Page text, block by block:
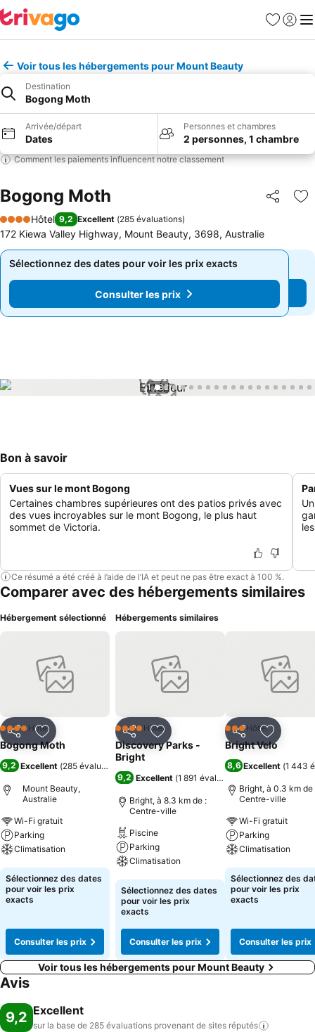
Favoris
Se
Voir tous les hébergements pour Mount Beauty
Destination
Bogong Moth
Arrivée/départ
Dates
Personnes et chambres
2 personnes, 1 chambre
Comment les paiements influencent notre classement
Bogong Moth Partager
4 Étoiles
Hôtel 9,2 Excellent (285 évaluations)
172 Kiewa Valley Highway, Mount Beauty, 3698, Australie
Sélectionnez des dates pour voir les prix exacts
Consulter les prix
Sélectionnez des dates pour voir les prix exacts
Consulter les prix
1 / 32
Bon à savoir
Vues sur le mont Bogong
Certaines chambres supérieures ont des patios privés avec
des vues incroyables sur le mont Bogong, le plus haut
sommet de Victoria.
Ce résumé a été créé à l’aide de l’IA et peut ne pas être exact à 100 %.
Comparer avec des hébergements similaires
Hébergement sélectionné
PartagerAjouter à mes favoris
4 ÉtoilesHôtel
Bogong Moth
9,2 Excellent (285 évaluations
Mount Beauty,
Australie
Wi-Fi gratuit
Parking
Climatisation
Consulter les prix
Sélectionnez des dates
pour voir les prix
exacts
Consulter les prix
Hébergements similaires
PartagerAjouter à mes favoris
4 ÉtoilesHôtel
Discovery Parks -
Bright
9,2 Excellent (1 891 évaluations
Bright, à 8.3 km de :
Centre-ville
Piscine
Parking
Climatisation
Consulter les prix
Sélectionnez des dates
pour voir les prix
exacts
Consulter les prix
PartagerAjouter
3 ÉtoilesHôtel
Bright Velo
8,6 Excellent (1 443
Bright, à 0.3 km de
Centre-ville
Wi-Fi gratuit
Parking
Climatisation
Consulter les
Sélectionnez des
pour voir les prix
exacts
Consulter les prix
Voir tous les hébergements pour Mount Beauty
Avis
9,2 Excellent
sur la base de 285 évaluations provenant de sites réputés